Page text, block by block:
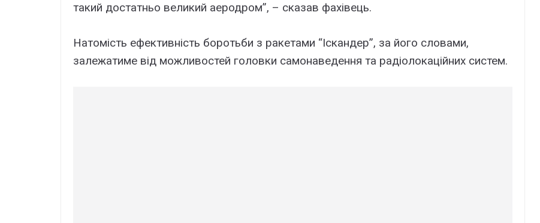
такий достатньо великий аеродром”, – сказав фахівець.
Натомість ефективність боротьби з ракетами “Іскандер”, за його словами,
залежатиме від можливостей головки самонаведення та радіолокаційних систем.